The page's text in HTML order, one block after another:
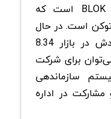
توکن بومی این اکوسیستم BLOK است که
200 میلیارد توکن است. در حال
حاضر تعداد توکن‌های در گردش در بازار 8.34
برای شرکت
سازماندهی
در اداره